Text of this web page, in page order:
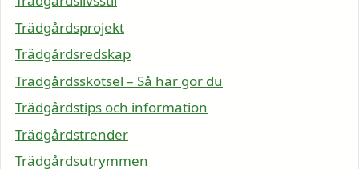
Trädgårdsprojekt
Trädgårdsredskap
Trädgårdsskötsel – Så här gör du
Trädgårdstips och information
Trädgårdstrender
Trädgårdsutrymmen